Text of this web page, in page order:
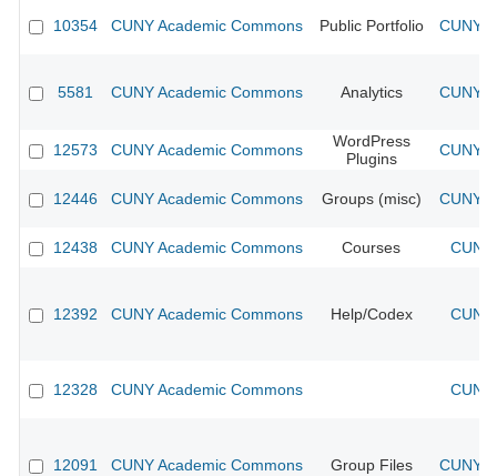
10354 CUNY Academic Commons Public Portfolio CUNY
5581 CUNY Academic Commons Analytics CUNY
12573 CUNY Academic Commons
WordPress
Plugins
CUNY
12446 CUNY Academic Commons Groups (misc) CUNY
12438 CUNY Academic Commons Courses
12392 CUNY Academic Commons Help/Codex
12328 CUNY Academic Commons
12091 CUNY Academic Commons Group Files CUNY